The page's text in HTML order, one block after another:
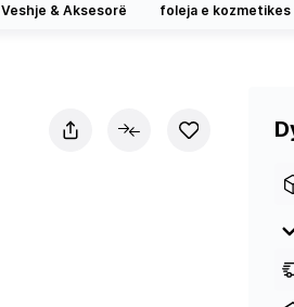
Veshje & Aksesorë foleja e kozmetikes